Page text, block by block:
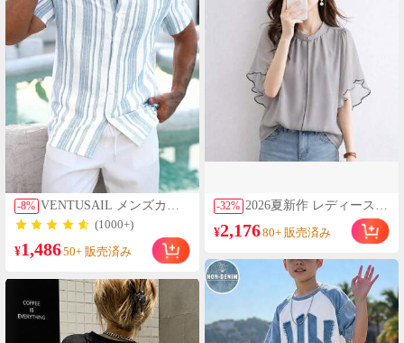
-8% VENTUSAIL メンズカジ
ュアル カラーブロック ス
トライプ 半袖シャツ、
夏、ホリデー
(1000+)
¥1,48650+ 販売済み
-32% 2026夏新作 レディースシ
ャツ 日系ナチュラルスタ
イル ロースタンドカラー
フリルデザイン 半袖トッ
プス 上品フェミニンゆっ
たりシルエット通気性抜
群 薄手軽量 肌触り柔ら
か 体型カバー着痩せ効果
カジュアル オフィスカジ
ュアル
¥2,17680+ 販売済み